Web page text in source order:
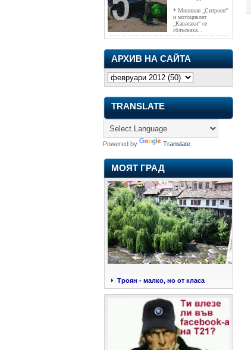
* Миниван „Ситроен“
и мотоциклет
„Кавасаки“ се
сблъскаха...
АРХИВ НА САЙТА
TRANSLATE
Powered by Translate
МОЯТ ГРАД
Троян - малко, но от класа